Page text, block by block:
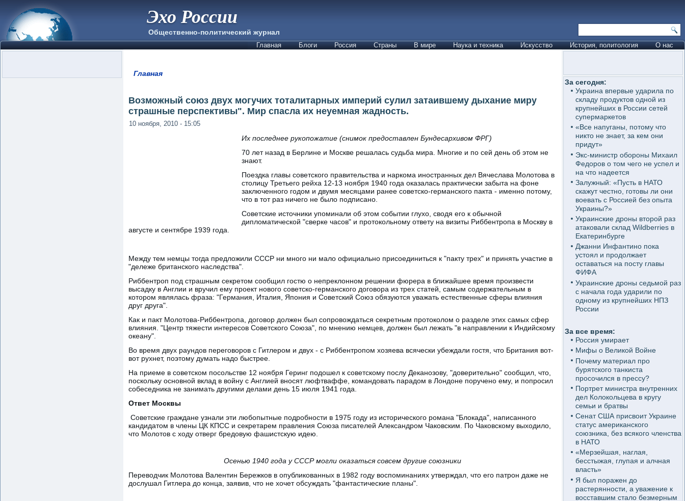
Эхо России
Общественно-политический журнал
Главная Блоги Россия Страны В мире Наука и техника Искусство История, политология О нас
Главная
Возможный союз двух могучих тоталитарных империй сулил затаившему дыхание миру
страшные перспективы". Мир спасла их неуемная жадность.
10 ноября, 2010 - 15:05
Их последнее рукопожатие (снимок предоставлен Бундесархивом ФРГ)
70 лет назад в Берлине и Москве решалась судьба мира. Многие и по сей день об этом не
знают.
Поездка главы советского правительства и наркома иностранных дел Вячеслава Молотова в
столицу Третьего рейха 12-13 ноября 1940 года оказалась практически забыта на фоне
заключенного годом и двумя месяцами ранее советско-германского пакта - именно потому,
что в тот раз ничего не было подписано.
Советские источники упоминали об этом событии глухо, сводя его к обычной
дипломатической "сверке часов" и протокольному ответу на визиты Риббентропа в Москву в
августе и сентябре 1939 года.
Между тем немцы тогда предложили СССР ни много ни мало официально присоединиться к "пакту трех" и принять участие в
"дележе британского наследства".
Риббентроп под страшным секретом сообщил гостю о непреклонном решении фюрера в ближайшее время произвести
высадку в Англии и вручил ему проект нового советско-германского договора из трех статей, самым содержательным в
котором являлась фраза: "Германия, Италия, Япония и Советский Союз обязуются уважать естественные сферы влияния
друг друга".
Как и пакт Молотова-Риббентропа, договор должен был сопровождаться секретным протоколом о разделе этих самых сфер
влияния. "Центр тяжести интересов Советского Союза", по мнению немцев, должен был лежать "в направлении к Индийскому
океану".
Во время двух раундов переговоров с Гитлером и двух - с Риббентропом хозяева всячески убеждали гостя, что Британия вот-
вот рухнет, поэтому думать надо быстрее.
На приеме в советском посольстве 12 ноября Геринг подошел к советскому послу Деканозову, "доверительно" сообщил, что,
поскольку основной вклад в войну с Англией вносят люфтваффе, командовать парадом в Лондоне поручено ему, и попросил
собеседника не занимать другими делами день 15 июля 1941 года.
Ответ Москвы
Советские граждане узнали эти любопытные подробности в 1975 году из исторического романа "Блокада", написанного
кандидатом в члены ЦК КПСС и секретарем правления Союза писателей Александром Чаковским. По Чаковскому выходило,
что Молотов с ходу отверг бредовую фашистскую идею.
Осенью 1940 года у СССР могли оказаться совсем другие союзники
Переводчик Молотова Валентин Бережков в опубликованных в 1982 году воспоминаниях утверждал, что его патрон даже не
дослушал Гитлера до конца, заявив, что не хочет обсуждать "фантастические планы".
За сегодня:
Украина впервые ударила по
складу продуктов одной из
крупнейших в России сетей
супермаркетов
«Все напуганы, потому что
никто не знает, за кем они
придут»
Экс-министр обороны Михаил
Федоров о том чего не успел и
на что надеется
Залужный: «Пусть в НАТО
скажут честно, готовы ли они
воевать с Россией без опыта
Украины?»
Украинские дроны второй раз
атаковали склад Wildberries в
Екатеринбурге
Джанни Инфантино пока
устоял и продолжает
оставаться на посту главы
ФИФА
Украинские дроны седьмой раз
с начала года ударили по
одному из крупнейших НПЗ
России
За все время:
Россия умирает
Мифы о Великой Войне
Почему материал про
бурятского танкиста
просочился в прессу?
Портрет министра внутренних
дел Колокольцева в кругу
семьи и братвы
Сенат США присвоит Украине
статус американского
союзника, без всякого членства
в НАТО
«Мерзейшая, наглая,
бесстыжая, глупая и алчная
власть»
Я был поражен до
растерянности, а уважение к
восставшим стало безмерным